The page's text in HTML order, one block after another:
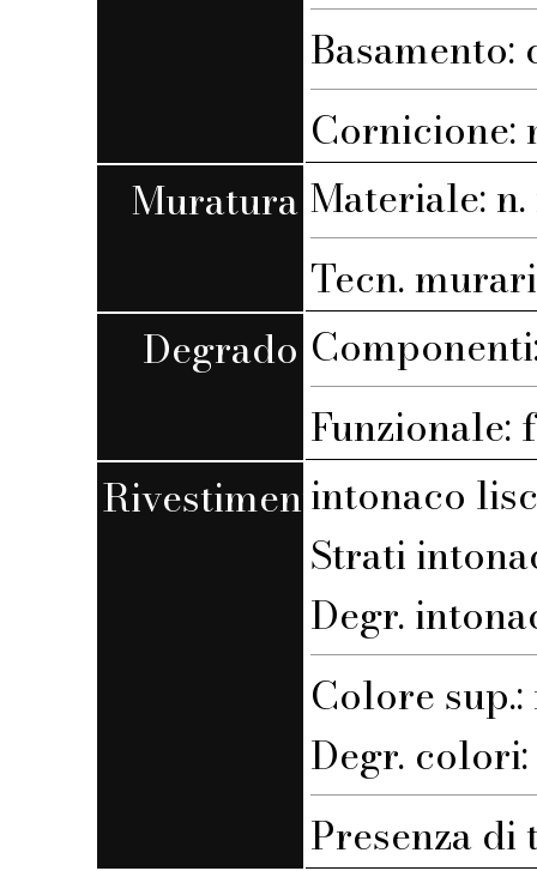
Cornicione:
Muratura Materiale: n.
Tecn.
Degrado
Funzionale:
Rivestimentointonaco
Strati
Degr.
Colore
Degr.
Presenza